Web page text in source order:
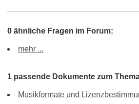
0 ähnliche Fragen im Forum:
mehr ...
1 passende Dokumente zum
Musikformate und